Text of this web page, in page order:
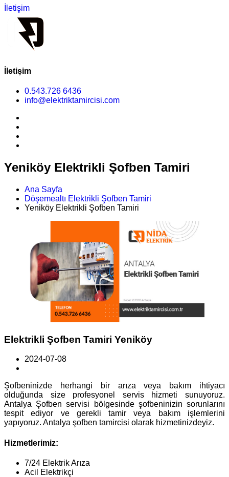
İletişim
İletişim
0.543.726 6436
info@elektriktamircisi.com
Yeniköy Elektrikli Şofben Tamiri
Ana Sayfa
Döşemealtı Elektrikli Şofben Tamiri
Yeniköy Elektrikli Şofben Tamiri
Elektrikli Şofben Tamiri Yeniköy
2024-07-08
Şofbeninizde herhangi bir arıza veya bakım ihtiyacı
olduğunda size profesyonel servis hizmeti sunuyoruz.
Antalya Şofben servisi bölgesinde şofbeninizin sorunlarını
tespit ediyor ve gerekli tamir veya bakım işlemlerini
yapıyoruz. Antalya şofben tamircisi olarak hizmetinizdeyiz.
Hizmetlerimiz:
7/24 Elektrik Arıza
Acil Elektrikçi